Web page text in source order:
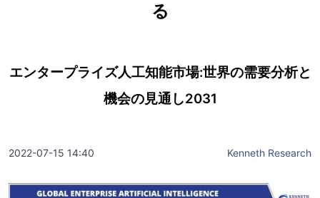
る
エンタープライズ人工知能市場:世界の需要分析と
機会の見通し2031
2022-07-15 14:40 Kenneth Research